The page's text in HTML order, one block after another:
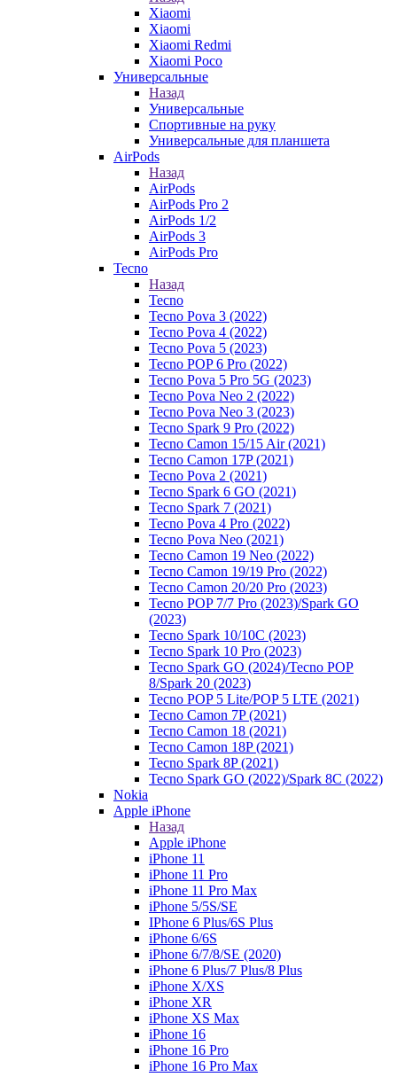
Xiaomi
Xiaomi
Xiaomi Redmi
Xiaomi Poco
Универсальные
Назад
Универсальные
Спортивные на руку
Универсальные для планшета
AirPods
Назад
AirPods
AirPods Pro 2
AirPods 1/2
AirPods 3
AirPods Pro
Tecno
Назад
Tecno
Tecno Pova 3 (2022)
Tecno Pova 4 (2022)
Tecno Pova 5 (2023)
Tecno POP 6 Pro (2022)
Tecno Pova 5 Pro 5G (2023)
Tecno Pova Neo 2 (2022)
Tecno Pova Neo 3 (2023)
Tecno Spark 9 Pro (2022)
Tecno Camon 15/15 Air (2021)
Tecno Camon 17P (2021)
Tecno Pova 2 (2021)
Tecno Spark 6 GO (2021)
Tecno Spark 7 (2021)
Tecno Pova 4 Pro (2022)
Tecno Pova Neo (2021)
Tecno Camon 19 Neo (2022)
Tecno Camon 19/19 Pro (2022)
Tecno Camon 20/20 Pro (2023)
Tecno POP 7/7 Pro (2023)/Spark GO
(2023)
Tecno Spark 10/10C (2023)
Tecno Spark 10 Pro (2023)
Tecno Spark GO (2024)/Tecno POP
8/Spark 20 (2023)
Tecno POP 5 Lite/POP 5 LTE (2021)
Tecno Camon 7P (2021)
Tecno Camon 18 (2021)
Tecno Camon 18P (2021)
Tecno Spark 8P (2021)
Tecno Spark GO (2022)/Spark 8C (2022)
Nokia
Apple iPhone
Назад
Apple iPhone
iPhone 11
iPhone 11 Pro
iPhone 11 Pro Max
iPhone 5/5S/SE
IPhone 6 Plus/6S Plus
iPhone 6/6S
iPhone 6/7/8/SE (2020)
iPhone 6 Plus/7 Plus/8 Plus
iPhone X/XS
iPhone XR
iPhone XS Max
iPhone 16
iPhone 16 Pro
iPhone 16 Pro Max